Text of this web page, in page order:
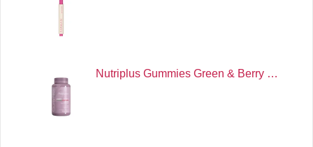
Nutriplus Gummies Green & Berry …